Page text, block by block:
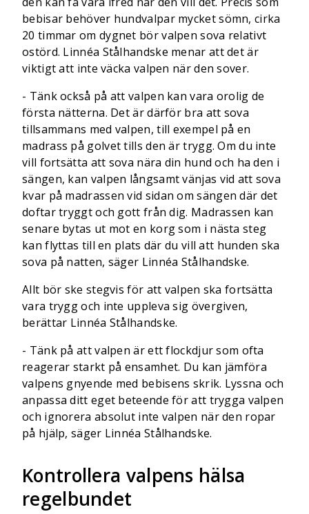
bebisar behöver hundvalpar mycket sömn, cirka
20 timmar om dygnet bör valpen sova relativt
ostörd. Linnéa Stålhandske menar att det är
viktigt att inte väcka valpen när den sover.
- Tänk också på att valpen kan vara orolig de
första nätterna. Det är därför bra att sova
tillsammans med valpen, till exempel på en
madrass på golvet tills den är trygg. Om du inte
vill fortsätta att sova nära din hund och ha den i
sängen, kan valpen långsamt vänjas vid att sova
kvar på madrassen vid sidan om sängen där det
doftar tryggt och gott från dig. Madrassen kan
senare bytas ut mot en korg som i nästa steg
kan flyttas till en plats där du vill att hunden ska
sova på natten, säger Linnéa Stålhandske.
Allt bör ske stegvis för att valpen ska fortsätta
vara trygg och inte uppleva sig övergiven,
berättar Linnéa Stålhandske.
- Tänk på att valpen är ett flockdjur som ofta
reagerar starkt på ensamhet. Du kan jämföra
valpens gnyende med bebisens skrik. Lyssna och
anpassa ditt eget beteende för att trygga valpen
och ignorera absolut inte valpen när den ropar
på hjälp, säger Linnéa Stålhandske.
Kontrollera valpens hälsa
regelbundet